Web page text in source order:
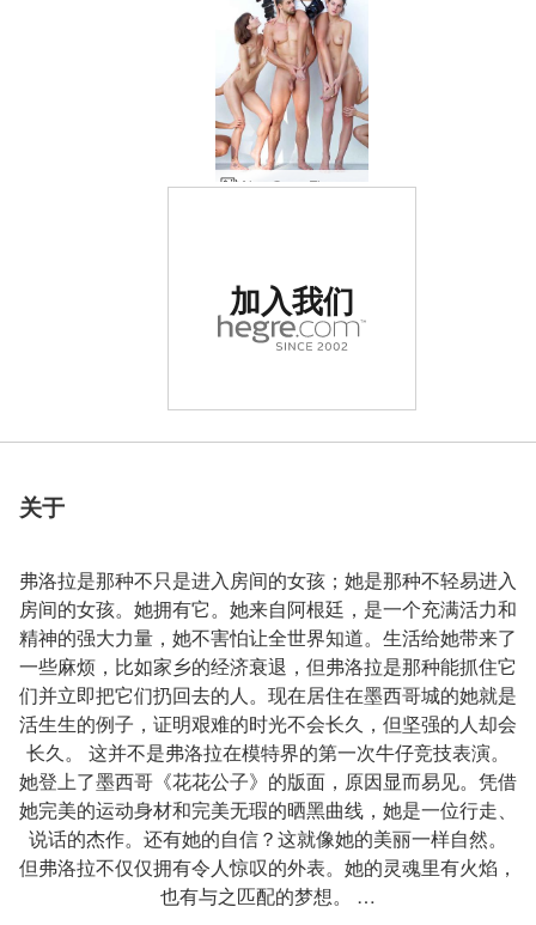
Alya Coxy Flora Thea Zaika 户外工作室
色情网站
加入我们
Coxy Flora Thea Zaika 桑迪
Coxy Flora Thea Zaika 海滩健身
CoxyFloraTheaZaika赤裸裸的锻炼
Alya 的 Coxy Flora Thea 湿漆
Alya 的 Flora Thea Zaika 双重视觉
Alya Coxy Flora Thea Zaika 雕塑
被评为世界排名第一的
色情网站
加入我们Alya Coxy Flora Thea Zaika 合影
Flora 和 Zaika 在海中做爱
Flora 和 Zaika 沙质诱惑
Flora 和 Zaika 热带浪漫
Alya 的 Coxy 和 Flora 泳池派对
Flora 和 Zaika 热带浪漫
被评为世界排名第一的
色情网站
加入我们
Alya 的 Coxy 和 Flora 身体平衡
弗洛拉赤身裸体在沙滩上
植物群太阳和海
弗洛拉海滩女孩
植物群
植物群适合和乐趣
被评为世界排名第一的
色情网站
加入我们
植物色调的妖妇
躺在床上的植物体
植物花
植物情怀
床上的植物群落
来自布宜诺斯艾利斯的植物群
植物群奶油迈克第 1 部分
Flora 和 Mike 性爱机器人
植物区系展示
迈克奶油弗洛拉
被评为世界排名第一的
色情网站
加入我们
花白床单 Flora 网络摄像头动作
弗洛拉床调情
Flora 美臀
Flora 在柏林拍摄
植物群凶女
被评为世界排名第一的
色情网站
加入我们
果肉中的植物群
弗洛拉又回来了
弗洛拉海岸
植物区系手指
Flora 和 Mike 塑身
Flora 硬光 part1
被评为世界排名第一的
色情网站
加入我们
Alya 的 Flora 和 Alex 主人和情妇
关于
弗洛拉是那种不只是进入房间的女孩；她是那种不轻易进入
房间的女孩。她拥有它。她来自阿根廷，是一个充满活力和
精神的强大力量，她不害怕让全世界知道。生活给她带来了
一些麻烦，比如家乡的经济衰退，但弗洛拉是那种能抓住它
们并立即把它们扔回去的人。现在居住在墨西哥城的她就是
活生生的例子，证明艰难的时光不会长久，但坚强的人却会
长久。 这并不是弗洛拉在模特界的第一次牛仔竞技表演。
她登上了墨西哥《花花公子》的版面，原因显而易见。凭借
她完美的运动身材和完美无瑕的晒黑曲线，她是一位行走、
说话的杰作。还有她的自信？这就像她的美丽一样自然。
但弗洛拉不仅仅拥有令人惊叹的外表。她的灵魂里有火焰，
也有与之匹配的梦想。 …